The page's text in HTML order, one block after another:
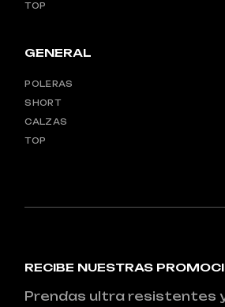
TOP
GENERAL
POLERAS
SHORT
CALZAS
TOP
RECIBE NUESTRAS
Prendas ultra resistentes